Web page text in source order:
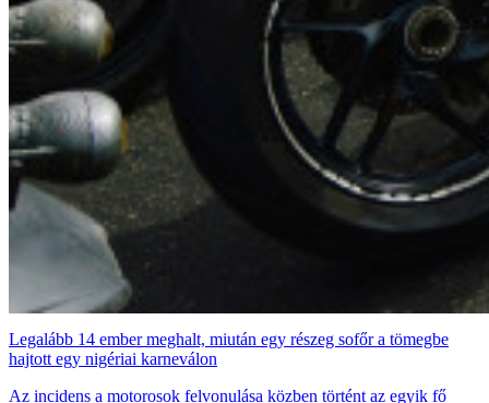
Legalább 14 ember meghalt, miután egy részeg sofőr a tömegbe
hajtott egy nigériai karneválon
Az incidens a motorosok felvonulása közben történt az egyik fő